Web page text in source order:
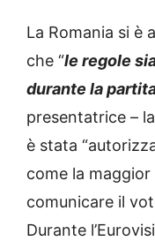
La Romania si è
che “le regole
durante la
presentatrice –
è stata
come la
comunicare il
Durante